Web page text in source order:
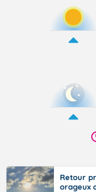
Retour
orageux